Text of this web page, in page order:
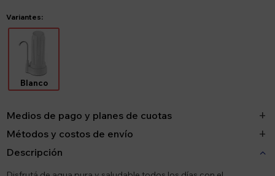
Variantes:
Blanco
Medios de pago y planes de cuotas
Métodos y costos de envío
Descripción